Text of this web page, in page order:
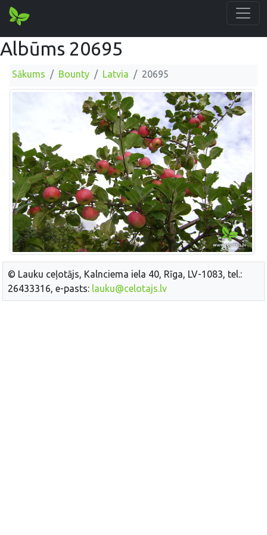
Albūms 20695
Sākums Bounty Latvia 20695
© Lauku ceļotājs, Kalnciema iela 40, Rīga, LV-1083, tel.:
26433316, e-pasts: lauku@celotajs.lv